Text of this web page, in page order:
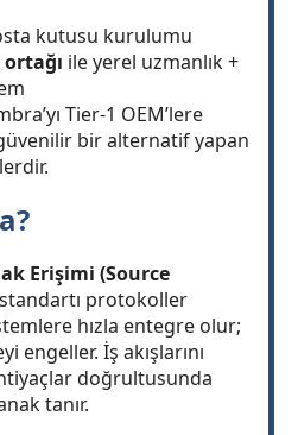
kutusu kurulumu
ile yerel uzmanlık +
Tier-1 OEM’lere
bir alternatif yapan
Erişimi (Source
protokoller
hızla entegre olur;
engeller. İş akışlarını
doğrultusunda
tanır.